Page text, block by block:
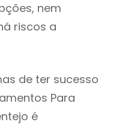
nem
riscos a
de ter sucesso
Para
é